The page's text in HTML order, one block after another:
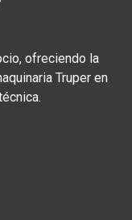
ofreciendo la
Truper en